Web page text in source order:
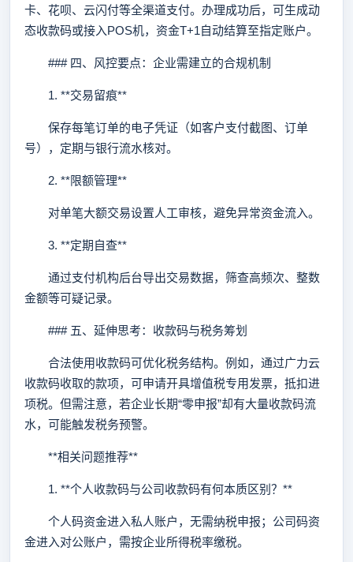
卡、花呗、云闪付等全渠道支付。办理成功后，可生成动
态收款码或接入POS机，资金T+1自动结算至指定账户。
### 四、风控要点：企业需建立的合规机制
1. **交易留痕**
保存每笔订单的电子凭证（如客户支付截图、订单
号），定期与银行流水核对。
2. **限额管理**
对单笔大额交易设置人工审核，避免异常资金流入。
3. **定期自查**
通过支付机构后台导出交易数据，筛查高频次、整数
金额等可疑记录。
### 五、延伸思考：收款码与税务筹划
合法使用收款码可优化税务结构。例如，通过广力云
收款码收取的款项，可申请开具增值税专用发票，抵扣进
项税。但需注意，若企业长期“零申报”却有大量收款码流
水，可能触发税务预警。
**相关问题推荐**
1. **个人收款码与公司收款码有何本质区别？**
个人码资金进入私人账户，无需纳税申报；公司码资
金进入对公账户，需按企业所得税率缴税。